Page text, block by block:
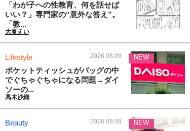
「わが子への性教育、何を話せば
いい？」専門家の“意外な答え”。
「教...
大夏えい
Lifestyle 2026.08.09
ポケットティッシュがバッグの中
でぐちゃぐちゃになる問題→ダイ
ソーの...
高木沙織
NEW
Beauty 2026.08.09 NEW